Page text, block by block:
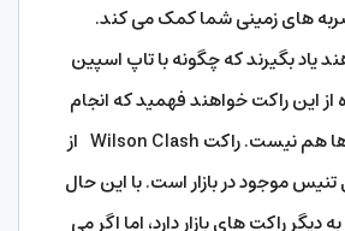
های زمینی شما کمک می کند.
یاد بگیرند که چگونه با تاپ اسپین
از این راکت خواهند فهمید که انجام
این کار به آن سختی ها هم نیست. راکت Wilson Clash از
موجود در بازار است. با این حال
راکت های بازار دارد، اما اگر می